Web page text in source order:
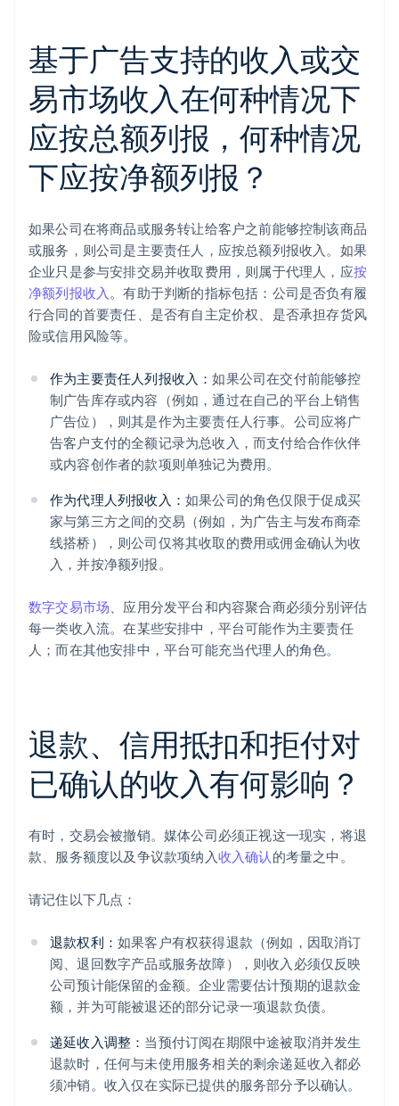
基于广告支持的收入或交
易市场收入在何种情况下
应按总额列报，何种情况
下应按净额列报？
如果公司在将商品或服务转让给客户之前能够控制该商品
或服务，则公司是主要责任人，应按总额列报收入。如果
企业只是参与安排交易并收取费用，则属于代理人，应按
净额列报收入。有助于判断的指标包括：公司是否负有履
行合同的首要责任、是否有自主定价权、是否承担存货风
险或信用风险等。
作为主要责任人列报收入：如果公司在交付前能够控
制广告库存或内容（例如，通过在自己的平台上销售
广告位），则其是作为主要责任人行事。公司应将广
告客户支付的全额记录为总收入，而支付给合作伙伴
或内容创作者的款项则单独记为费用。
作为代理人列报收入： 如果公司的角色仅限于促成买
家与第三方之间的交易（例如，为广告主与发布商牵
线搭桥），则公司仅将其收取的费用或佣金确认为收
入，并按净额列报。
数字交易市场、应用分发平台和内容聚合商必须分别评估
每一类收入流。在某些安排中，平台可能作为主要责任
人；而在其他安排中，平台可能充当代理人的角色。
退款、信用抵扣和拒付对
已确认的收入有何影响？
有时，交易会被撤销。媒体公司必须正视这一现实，将退
款、服务额度以及争议款项纳入收入确认 的考量之中。
请记住以下几点：
退款权利： 如果客户有权获得退款（例如，因取消订
阅、退回数字产品或服务故障），则收入必须仅反映
公司预计能保留的金额。企业需要估计预期的退款金
额，并为可能被退还的部分记录一项退款负债。
递延收入调整： 当预付订阅在期限中途被取消并发生
退款时，任何与未使用服务相关的剩余递延收入都必
须冲销。收入仅在实际已提供的服务部分予以确认。